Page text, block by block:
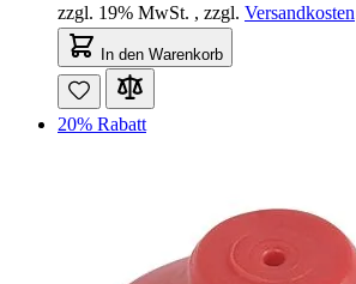
zzgl. 19% MwSt. , zzgl. Versandkosten
In den Warenkorb
20% Rabatt